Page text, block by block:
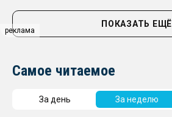
реклама
ПОКАЗАТЬ ЕЩЁ
Самое читаемое
За день За неделю